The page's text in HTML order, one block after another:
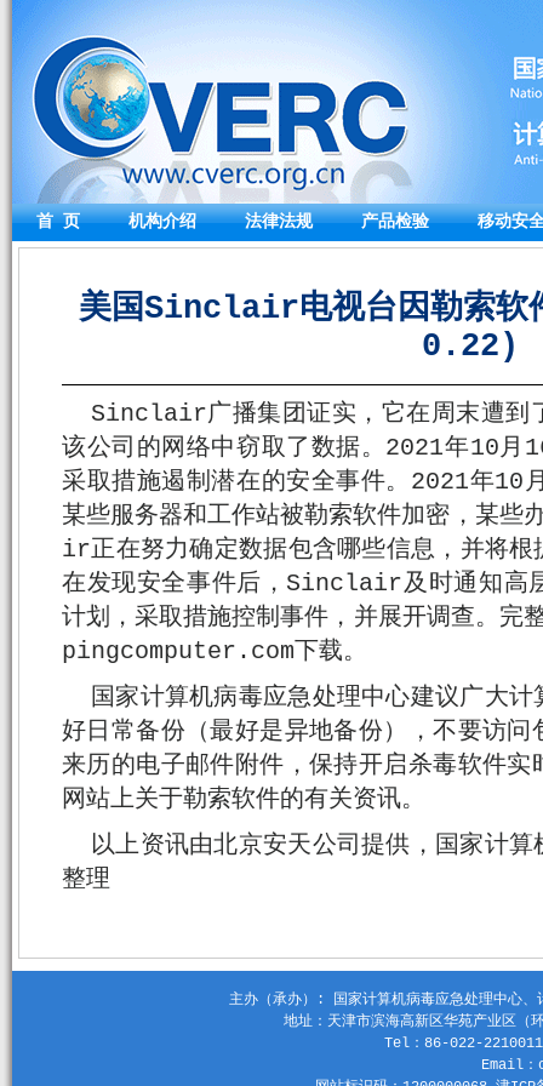
首 页 机构介绍 法律法规 产品检验 移动安
美国Sinclair电视台因勒索软
0.22)
Sinclair广播集团证实，它在周末遭到
该公司的网络中窃取了数据。2021年10月
采取措施遏制潜在的安全事件。2021年10
某些服务器和工作站被勒索软件加密，某
ir正在努力确定数据包含哪些信息，并将根
在发现安全事件后，Sinclair及时通知高
计划，采取措施控制事件，并展开调查
pingcomputer.com下载。
国家计算机病毒应急处理中心建议广大
好日常备份（最好是异地备份），不要访
来历的电子邮件附件，保持开启杀毒软件
网站上关于勒索软件的有关资讯。
以上资讯由北京安天公司提供，国家计
整理
主办（承办）: 国家计算机病毒应急处理中心
地址：天津市滨海高新区华苑产业区
Tel：86-022-
Email